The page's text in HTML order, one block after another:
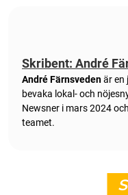
Skribent: André
André Färnsvedenär en
bevaka lokal- och
Newsner i mars 2024
teamet.